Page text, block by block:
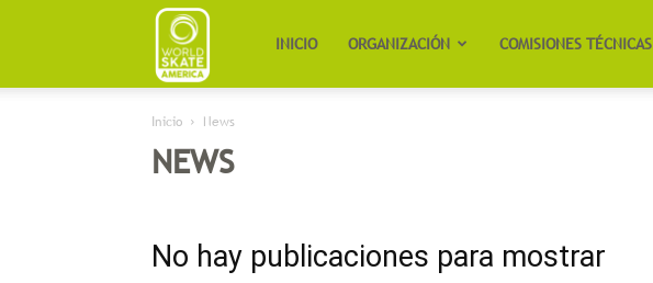
Worldskate
America
INICIO ORGANIZACIÓN COMISIONES TÉCNICAS
Inicio News
NEWS
No hay publicaciones para mostrar